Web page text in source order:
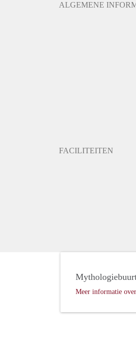
ALGEMENE
FACILITEITEN
Meer informatie